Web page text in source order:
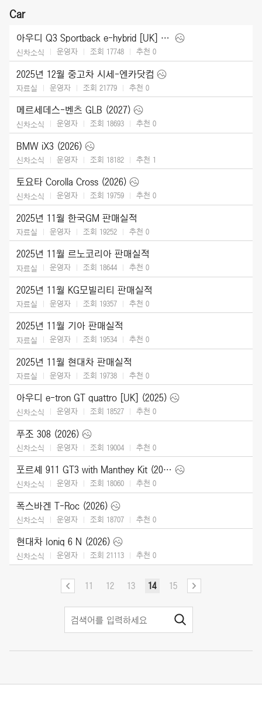
Car
아우디 Q3 Sportback e-hybrid [UK] (2026)
신차소식 운영자 조회 17748 추천 0
2025년 12월 중고차 시세-엔카닷컴
자료실 운영자 조회 21779 추천 0
메르세데스-벤츠 GLB (2027)
신차소식 운영자 조회 18693 추천 0
BMW iX3 (2026)
신차소식 운영자 조회 18182 추천 1
토요타 Corolla Cross (2026)
신차소식 운영자 조회 19759 추천 0
2025년 11월 한국GM 판매실적
자료실 운영자 조회 19252 추천 0
2025년 11월 르노코리아 판매실적
자료실 운영자 조회 18644 추천 0
2025년 11월 KG모빌리티 판매실적
자료실 운영자 조회 19357 추천 0
2025년 11월 기아 판매실적
자료실 운영자 조회 19534 추천 0
2025년 11월 현대차 판매실적
자료실 운영자 조회 19738 추천 0
아우디 e-tron GT quattro [UK] (2025)
신차소식 운영자 조회 18527 추천 0
푸조 308 (2026)
신차소식 운영자 조회 19004 추천 0
포르셰 911 GT3 with Manthey Kit (2026)
신차소식 운영자 조회 18060 추천 0
폭스바겐 T-Roc (2026)
신차소식 운영자 조회 18707 추천 0
현대차 Ioniq 6 N (2026)
신차소식 운영자 조회 21113 추천 0
11 12 13 14 15